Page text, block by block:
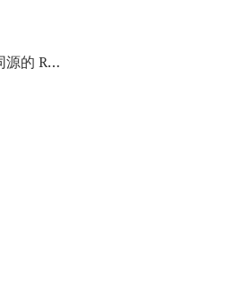
源的 R…